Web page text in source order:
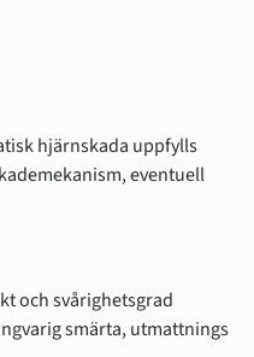
hjärnskada uppfylls
eventuell
och svårighetsgrad
smärta, utmattnings